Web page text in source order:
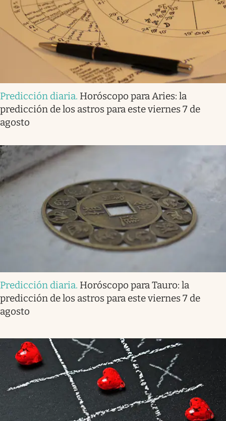
Predicción diaria. Horóscopo para Aries: la
predicción de los astros para este viernes 7 de
agosto
Predicción diaria. Horóscopo para Tauro: la
predicción de los astros para este viernes 7 de
agosto